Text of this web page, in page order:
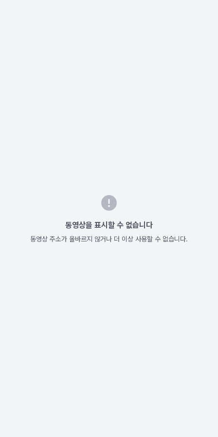
동영상을 표시할 수 없습니다
동영상 주소가 올바르지 않거나 더 이상 사용할 수 없습니다.